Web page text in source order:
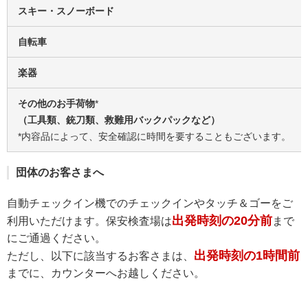
スキー・スノーボード
自転車
楽器
その他のお手荷物*
（工具類、銃刀類、救難用バックパックなど）
*内容品によって、安全確認に時間を要することもございます。
団体のお客さまへ
自動チェックイン機でのチェックインやタッチ＆ゴーをご
利用いただけます。保安検査場は出発時刻の20分前まで
にご通過ください。
ただし、以下に該当するお客さまは、 出発時刻の1時間前
までに、カウンターへお越しください。